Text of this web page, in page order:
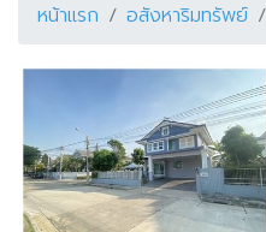
หน้าแรก อสังหาริมทรัพย์